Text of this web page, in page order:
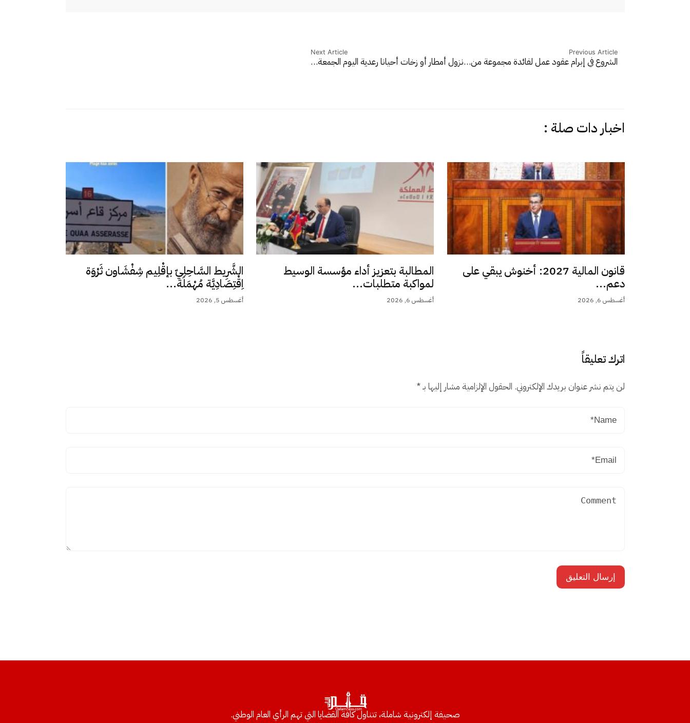
Previous Article
الشروع في إبرام عقود عمل لفائدة مجموعة من…
Next Article
نزول أمطار أو زخات أحيانا رعدية اليوم الجمعة…
اخبار دات صلة :
قانون المالية 2027: أخنوش يبقي على
دعم...
أغسطس 6, 2026
المطالبة بتعزيز أداء مؤسسة الوسيط
لمواكبة متطلبات...
أغسطس 6, 2026
الشَّرِيط السَّاحِلِيّ بإقْلِيم شِفْشَاون ثَرْوَة
اِقْتِصَادِيَّة مُهْمَلَة...
أغسطس 5, 2026
اترك تعليقاً
لن يتم نشر عنوان بريدك الإلكتروني. الحقول الإلزامية مشار إليها بـ*
صحيفة إلكترونية شاملة، تتناول كافة القضايا التي تهم الرأي العام الوطني.